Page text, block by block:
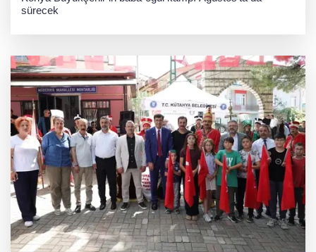
sürecek